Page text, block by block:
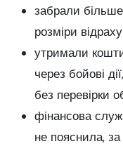
забрали
розміри
утримали
через бойові
без перевірки
фінансова
не пояснила,